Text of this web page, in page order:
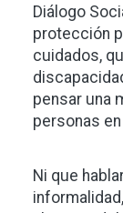
Diálogo
protección
cuidados,
pensar una
personas
Ni que